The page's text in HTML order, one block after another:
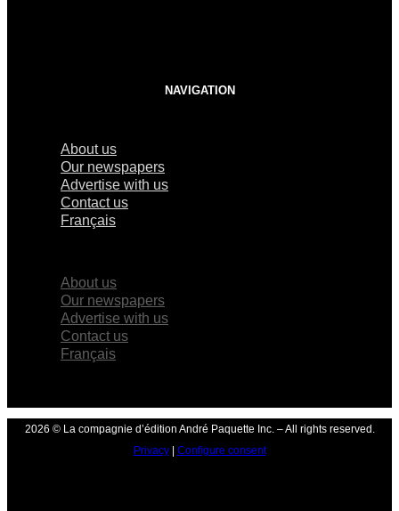
NAVIGATION
About us
Our newspapers
Advertise with us
Contact us
Français
About us
Our newspapers
Advertise with us
Contact us
Français
2026 © La compagnie d’édition André Paquette Inc. – All rights reserved.
Privacy| Configure consent